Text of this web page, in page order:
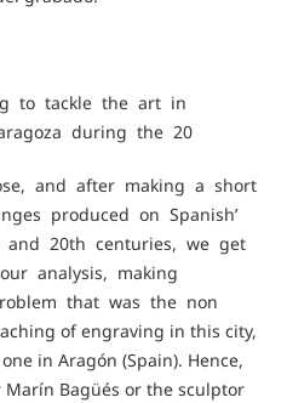
to tackle the art in
during the 20
and after making a short
produced on Spanish’
20th centuries, we get
analysis, making
that was the non
of engraving in this city,
in Aragón (Spain). Hence,
Bagüés or the sculptor